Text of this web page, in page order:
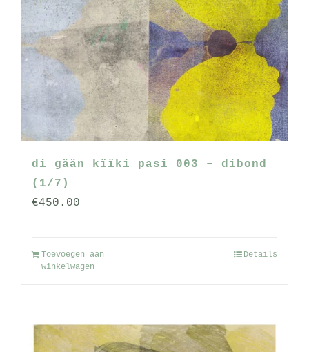
di gään kïïki pasi 003 – dibond
(1/7)
€450.00
Toevoegen aan
winkelwagen
Details